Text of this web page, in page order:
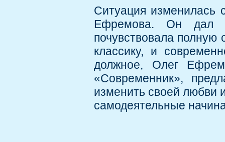
Ситуация изменилась
Ефремова. Он дал
почувствовала полную
классику, и
должное, Олег
«Современник»,
изменить своей любви
самодеятельные